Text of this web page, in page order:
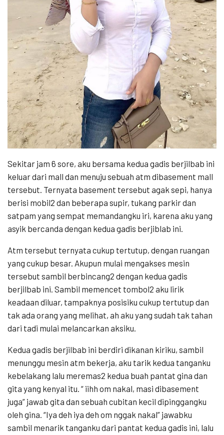
Sekitar jam 6 sore, aku bersama kedua gadis berjilbab ini
keluar dari mall dan menuju sebuah atm dibasement mall
tersebut. Ternyata basement tersebut agak sepi, hanya
berisi mobil2 dan beberapa supir, tukang parkir dan
satpam yang sempat memandangku iri, karena aku yang
asyik bercanda dengan kedua gadis berjiblab ini.
Atm tersebut ternyata cukup tertutup, dengan ruangan
yang cukup besar. Akupun mulai mengakses mesin
tersebut sambil berbincang2 dengan kedua gadis
berjilbab ini. Sambil memencet tombol2 aku lirik
keadaan diluar, tampaknya posisiku cukup tertutup dan
tak ada orang yang melihat, ah aku yang sudah tak tahan
dari tadi mulai melancarkan aksiku.
Kedua gadis berjilbab ini berdiri dikanan kiriku, sambil
menunggu mesin atm bekerja, aku tarik kedua tanganku
kebelakang lalu meremas2 kedua buah pantat gina dan
gita yang kenyal itu. “ iihh om nakal, masi dibasement
juga” jawab gita dan sebuah cubitan kecil dipinggangku
oleh gina. “Iya deh iya deh om nggak nakal” jawabku
sambil menarik tanganku dari pantat kedua gadis ini, lalu